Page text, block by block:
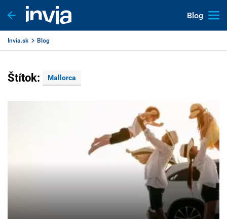
Blog
Invia.sk Blog
Štítok: Mallorca